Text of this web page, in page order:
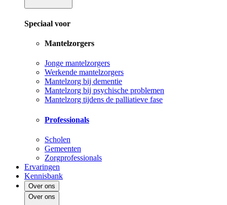
Speciaal voor
Mantelzorgers
Jonge mantelzorgers
Werkende mantelzorgers
Mantelzorg bij dementie
Mantelzorg bij psychische problemen
Mantelzorg tijdens de palliatieve fase
Professionals
Scholen
Gemeenten
Zorgprofessionals
Ervaringen
Kennisbank
Over ons
Over ons